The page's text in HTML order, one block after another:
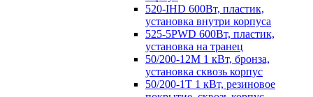
520-IHD 600Вт, пластик,
установка внутри корпуса
525-5PWD 600Вт, пластик,
установка на транец
50/200-12M 1 кВт, бронза,
установка сквозь корпус
50/200-1T 1 кВт, резиновое